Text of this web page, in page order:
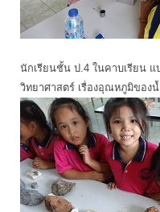
นักเรียนชั้น ป.4 ในคาบเรียน
วิทยาศาสตร์ เรื่องอุณหภูมิของน้